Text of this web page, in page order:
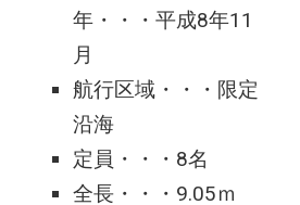
年・・・平成8年11
月
航行区域・・・限定
沿海
定員・・・8名
全長・・・9.05ｍ